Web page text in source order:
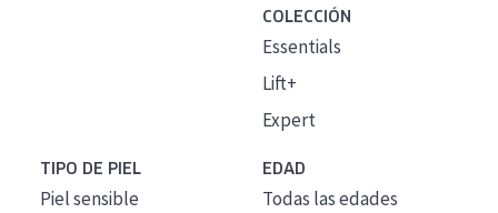
COLECCIÓN
Essentials
Lift+
Expert
TIPO DE PIEL
Piel sensible
EDAD
Todas las edades